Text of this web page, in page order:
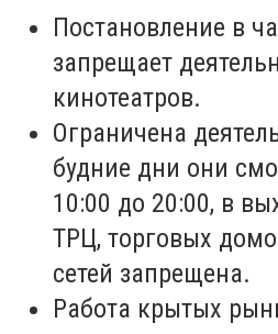
Постановление в
запрещает
кинотеатров.
Ограничена
будние дни они
10:00 до 20:00, в
ТРЦ, торговых
сетей запрещена.
Работа крытых